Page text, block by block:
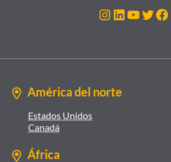
Instagram
LinkedIn
YouTube
América del norte
Estados Unidos
Canadá
África